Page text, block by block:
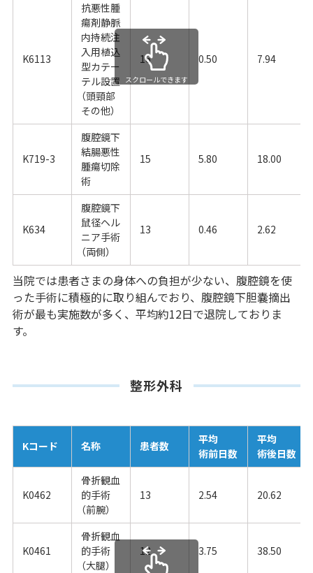
K6113
抗悪性腫
瘍剤静脈
内持続注
入用植込
型カテー
テル設置
（頭頸部
その他）
16 0.50 7.94
K719-3
腹腔鏡下
結腸悪性
腫瘍切除
術
15 5.80 18.00
K634
腹腔鏡下
鼠径ヘル
ニア手術
（両側）
13 0.46 2.62
スクロールできます
当院では患者さまの身体への負担が少ない、腹腔鏡を使
った手術に積極的に取り組んでおり、腹腔鏡下胆嚢摘出
術が最も実施数が多く、平均約12日で退院しておりま
す。
整形外科
Kコード 名称 患者数
平均
術前日数
平均
術後日数
K0462
骨折観血
的手術
（前腕）
13 2.54 20.62
K0461
骨折観血
的手術
（大腿）
12 3.75 38.50